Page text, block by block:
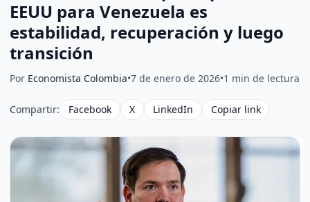
EEUU para Venezuela es
estabilidad, recuperación y luego
transición
Por Economista Colombia•7 de enero de 2026•1 min de lectura
Compartir: Facebook X LinkedIn Copiar link